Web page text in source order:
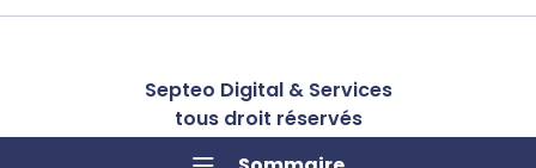
Septeo Digital & Services
tous droit réservés
Septeo